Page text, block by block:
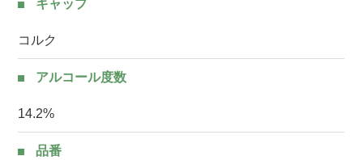
キャップ
コルク
アルコール度数
14.2%
品番